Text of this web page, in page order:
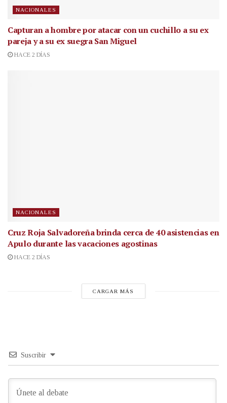
NACIONALES
Capturan a hombre por atacar con un cuchillo a su ex
pareja y a su ex suegra San Miguel
HACE 2 DÍAS
NACIONALES
Cruz Roja Salvadoreña brinda cerca de 40 asistencias en
Apulo durante las vacaciones agostinas
HACE 2 DÍAS
CARGAR MÁS
Suscribir